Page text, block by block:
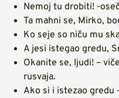
Nemoj tu drobiti! -
Ta mahni se, Mirko,
Ko seje so niču mu
A jesi istegao gredu,
Okanite se, ljudi! –
rusvaja.
Ako si i istezao gredu